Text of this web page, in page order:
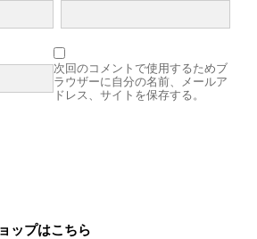
次回のコメントで使用するためブ
ラウザーに自分の名前、メールア
ドレス、サイトを保存する。
ップはこちら